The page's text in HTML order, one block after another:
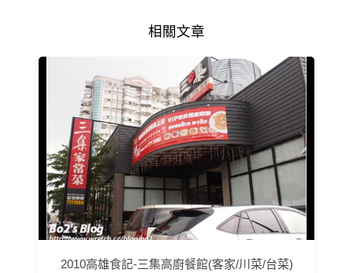
相關文章
2010高雄食記-三集高廚餐館(客家/川菜/台菜)